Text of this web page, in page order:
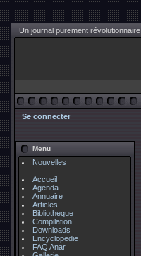
Un journal purement révolutionnaire
Se connecter
Menu
Nouvelles
Accueil
Agenda
Annuaire
Articles
Bibliotheque
Compilation
Downloads
Encyclopedie
FAQ Anar